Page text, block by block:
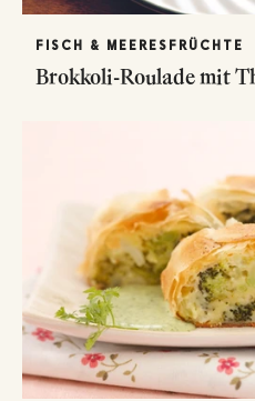
FISCH & MEERESFRÜCHTE
Brokkoli-Roulade mit